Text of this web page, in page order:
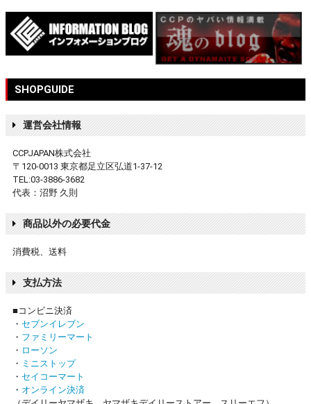
SHOPGUIDE
運営会社情報
CCPJAPAN株式会社
〒120-0013 東京都足立区弘道1-37-12
TEL:03-3886-3682
代表：沼野 久則
商品以外の必要代金
消費税、送料
支払方法
■コンビニ決済
・ セブンイレブン
・ ファミリーマート
・ ローソン
・ ミニストップ
・ セイコーマート
・ オンライン決済